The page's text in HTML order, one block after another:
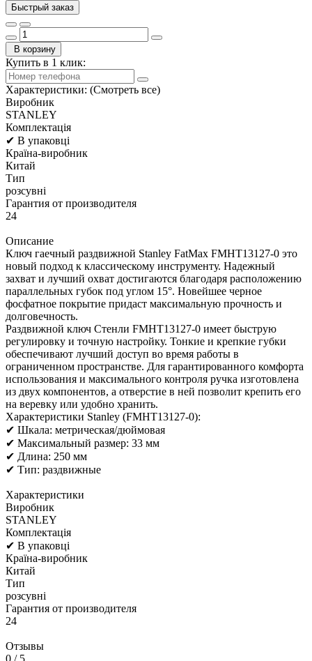
Быстрый заказ
В корзину
Купить в 1 клик:
Характеристики: (Смотреть все)
Виробник
STANLEY
Комплектація
✔ В упаковці
Країна-виробник
Китай
Тип
розсувні
Гарантия от производителя
24
Описание
Ключ гаечный раздвижной Stanley FatMax FMHT13127-0 это
новый подход к классическому инструменту. Надежный
захват и лучший охват достигаются благодаря расположению
параллельных губок под углом 15°. Новейшее черное
фосфатное покрытие придаст максимальную прочность и
долговечность.
Раздвижной ключ Стенли FMHT13127-0 имеет быструю
регулировку и точную настройку. Тонкие и крепкие губки
обеспечивают лучший доступ во время работы в
ограниченном пространстве. Для гарантированного комфорта
использования и максимального контроля ручка изготовлена ​​
из двух компонентов, а отверстие в ней позволит крепить его
на веревку или удобно хранить.
Характеристики Stanley (FMHT13127-0):
✔ Шкала: метрическая/дюймовая
✔ Максимальный размер: 33 мм
✔ Длина: 250 мм
✔ Тип: раздвижные
Характеристики
Виробник
STANLEY
Комплектація
✔ В упаковці
Країна-виробник
Китай
Тип
розсувні
Гарантия от производителя
24
Отзывы
0 / 5